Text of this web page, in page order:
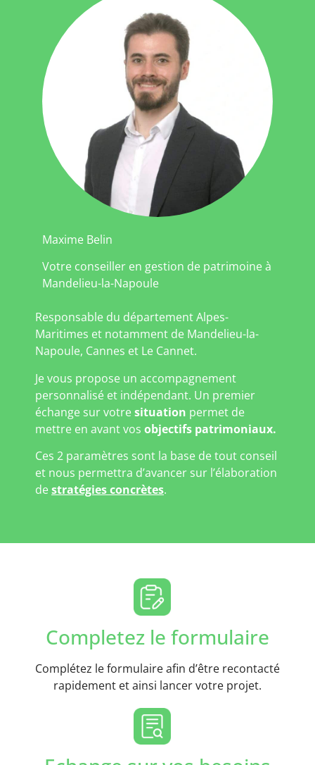
Maxime Belin
Votre conseiller en gestion de patrimoine à
Mandelieu-la-Napoule
Responsable du département Alpes-
Maritimes et notamment de Mandelieu-la-
Napoule, Cannes et Le Cannet.
Je vous propose un accompagnement
personnalisé et indépendant. Un premier
échange sur votresituation permet de
mettre en avant vos objectifs patrimoniaux.
Ces 2 paramètres sont la base de tout conseil
et nous permettra d’avancer sur l’élaboration
destratégies concrètes.
Completez le formulaire
Complétez le formulaire afin d’être recontacté
rapidement et ainsi lancer votre projet.